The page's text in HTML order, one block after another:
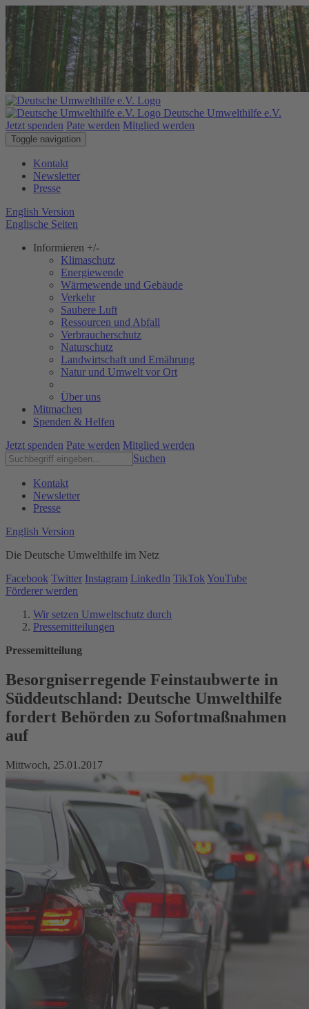
Deutsche Umwelthilfe e.V.
Jetzt spenden Pate werden Mitglied werden
Toggle navigation
Kontakt
Newsletter
Presse
English Version
Englische Seiten
Informieren +/-
Klimaschutz
Energiewende
Wärmewende und Gebäude
Verkehr
Saubere Luft
Ressourcen und Abfall
Verbraucherschutz
Naturschutz
Landwirtschaft und Ernährung
Natur und Umwelt vor Ort
Über uns
Mitmachen
Spenden & Helfen
Jetzt spenden Pate werden Mitglied werden
Suchen
Kontakt
Newsletter
Presse
English Version
Die Deutsche Umwelthilfe im Netz
Facebook Twitter Instagram LinkedIn TikTok YouTube
Förderer werden
Wir setzen Umweltschutz durch
Pressemitteilungen
Pressemitteilung
Besorgniserregende Feinstaubwerte in
Süddeutschland: Deutsche Umwelthilfe
fordert Behörden zu Sofortmaßnahmen
auf
Mittwoch, 25.01.2017